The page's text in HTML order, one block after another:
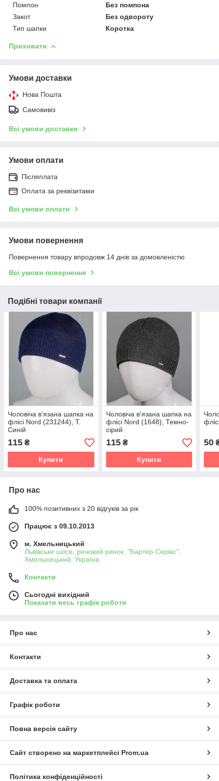
Помпон
Без помпона
Закот
Без одвороту
Тип шапки
Коротка
Приховати
Умови доставки
Нова Пошта
Самовивіз
Всі умови доставки
Умови оплати
Післяплата
Оплата за реквізитами
Всі умови оплати
Умови повернення
Повернення товару впродовж 14 днів за домовленістю
Всі умови повернення
Подібні товари компанії
Чоловіча в'язана шапка на
флісі Nord (231244), Т.
Синій
115 ₴
Купити
Чоловіча в'язана шапка на
флісі Nord (1648), Темно-
сірий
115₴
Купити
50
Про нас
100% позитивних з 20 відгуків за рік
Працює з 09.10.2013
м. Хмельницький
Львівське шосе, речовий ринок, "Бартер-Сервіс",
Хмельницький, Україна
Контакти
Сьогодні вихідний
Показати весь графік роботи
Про нас
Контакти
Доставка та оплата
Графік роботи
Повна версія сайту
Сайт створено на маркетплейсі Prom.ua
Політика конфіденційності